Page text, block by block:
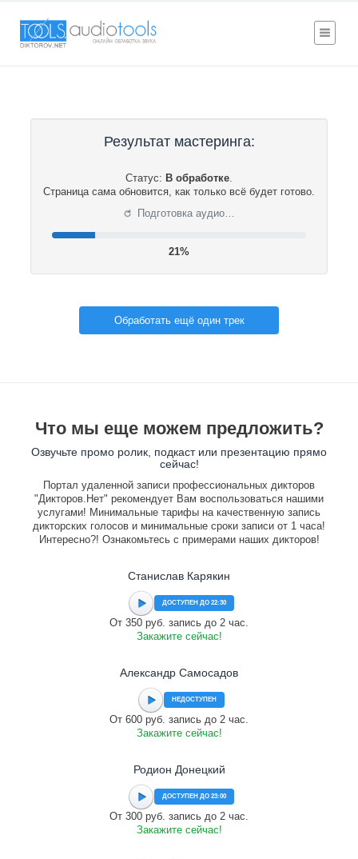
Результат мастеринга:
Статус: В обработке.
Страница сама обновится, как только всё будет готово.
⟳ Подготовка аудио…
21%
Обработать ещё один трек
Что мы еще можем предложить?
Озвучьте промо ролик, подкаст или презентацию прямо
сейчас!
Портал удаленной записи профессиональных дикторов
"Дикторов.Нет" рекомендует Вам воспользоваться нашими
услугами! Минимальные тарифы на качественную запись
дикторских голосов и минимальные сроки записи от 1 часа!
Интересно?! Ознакомьтесь с примерами наших дикторов!
Станислав Карякин
ДОСТУПЕН ДО 22:30
От 350 руб. запись до 2 час.
Закажите сейчас!
Александр Самосадов
НЕДОСТУПЕН
От 600 руб. запись до 2 час.
Закажите сейчас!
Родион Донецкий
ДОСТУПЕН ДО 23:00
От 300 руб. запись до 2 час.
Закажите сейчас!